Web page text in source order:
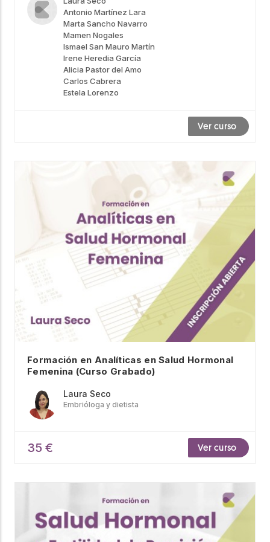
Antonio Martínez Lara
Marta Sancho Navarro
Mamen Nogales
Ismael San Mauro Martín
Irene Heredia García
Alicia Pastor del Amo
Carlos Cabrera
Estela Lorenzo
Ver curso
Formación en Analíticas en Salud Hormonal
Femenina (Curso Grabado)
Laura Seco
Embrióloga y dietista
35 € Ver curso